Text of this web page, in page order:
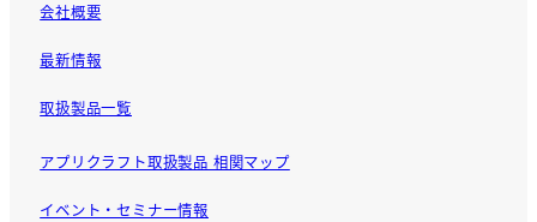
会社概要
最新情報
取扱製品一覧
アプリクラフト取扱製品 相関マップ
イベント・セミナー情報